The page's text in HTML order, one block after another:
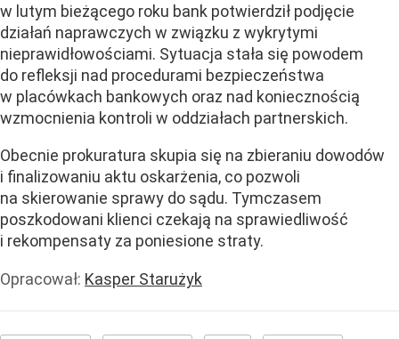
w lutym bieżącego roku bank potwierdził podjęcie
działań naprawczych w związku z wykrytymi
nieprawidłowościami. Sytuacja stała się powodem
do refleksji nad procedurami bezpieczeństwa
w placówkach bankowych oraz nad koniecznością
wzmocnienia kontroli w oddziałach partnerskich.
Obecnie prokuratura skupia się na zbieraniu dowodów
i finalizowaniu aktu oskarżenia, co pozwoli
na skierowanie sprawy do sądu. Tymczasem
poszkodowani klienci czekają na sprawiedliwość
i rekompensaty za poniesione straty.
Opracował: Kasper Starużyk